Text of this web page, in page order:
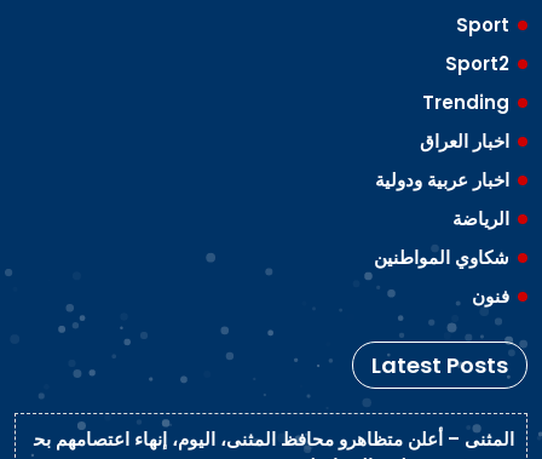
Sport
Sport2
Trending
اخبار العراق
اخبار عربية ودولية
الرياضة
شكاوي المواطنين
فنون
Latest Posts
المثنى – أعلن متظاهرو محافظ المثنى، اليوم، إنهاء اعتصامهم بح